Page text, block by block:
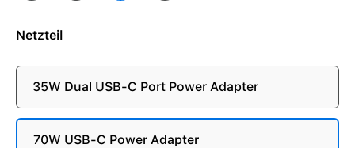
Netzteil
35W Dual USB-C Port Power Adapter
70W USB-C Power Adapter